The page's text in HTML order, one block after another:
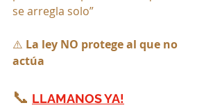
se arregla solo”
⚠️ La ley NO protege al que no
actúa
📞 LLAMANOS YA!